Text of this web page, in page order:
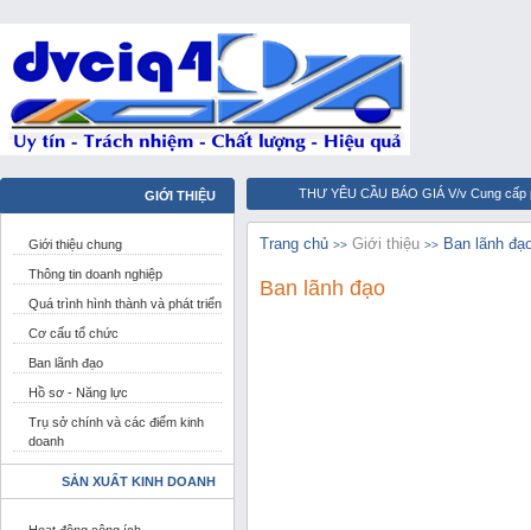
GIỚI THIỆU
Giới thiệu chung
Thông tin doanh nghiệp
Quá trình hình thành và phát triển
Cơ cấu tổ chức
Ban lãnh đạo
Hồ sơ - Năng lực
Trụ sở chính và các điểm kinh
doanh
SẢN XUẤT KINH DOANH
THƯ YÊU CẦU BÁO GIÁ V/v Cung
QUẬN 4 TỔ CHỨC CHÀO CỜ ĐẦU
thành viên Dịch vụ Công ích Quận 4
thành phẩm
Trang chủ >> Giới thiệu >> Ban lãnh
Ban lãnh đạo